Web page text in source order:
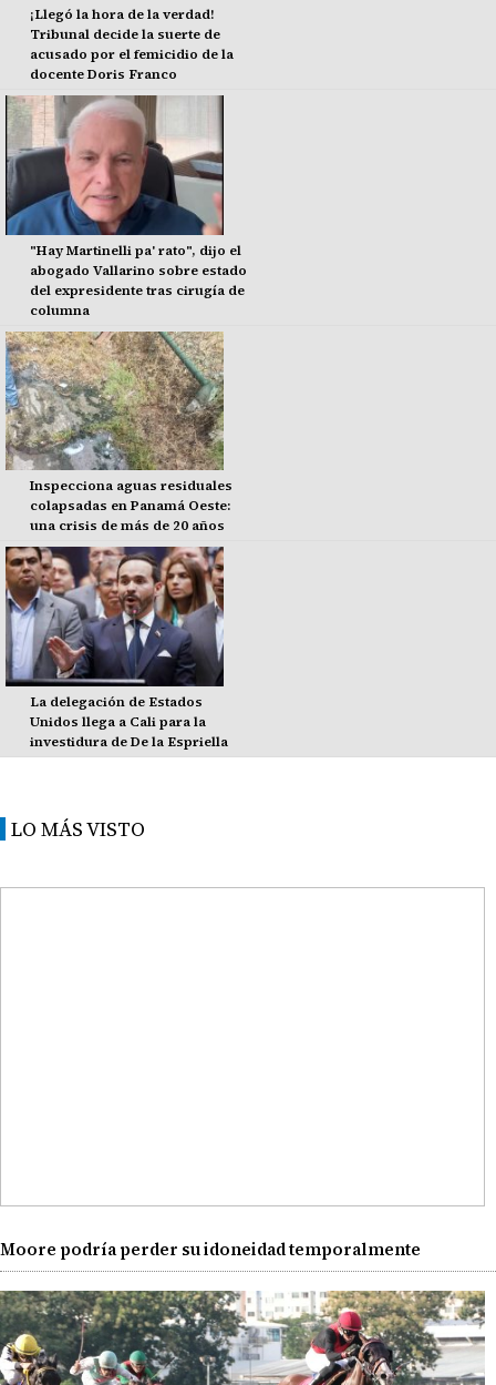
¡Llegó la hora de la verdad!
Tribunal decide la suerte de
acusado por el femicidio de la
docente Doris Franco
"Hay Martinelli pa' rato", dijo el
abogado Vallarino sobre estado
del expresidente tras cirugía de
columna
Inspecciona aguas residuales
colapsadas en Panamá Oeste:
una crisis de más de 20 años
La delegación de Estados
Unidos llega a Cali para la
investidura de De la Espriella
LO MÁS VISTO
Moore podría perder su idoneidad temporalmente